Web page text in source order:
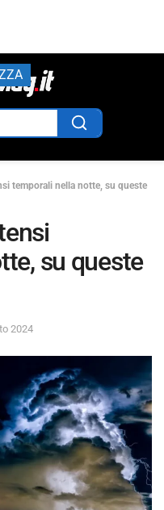
temporali nella notte, su queste
su queste
2024